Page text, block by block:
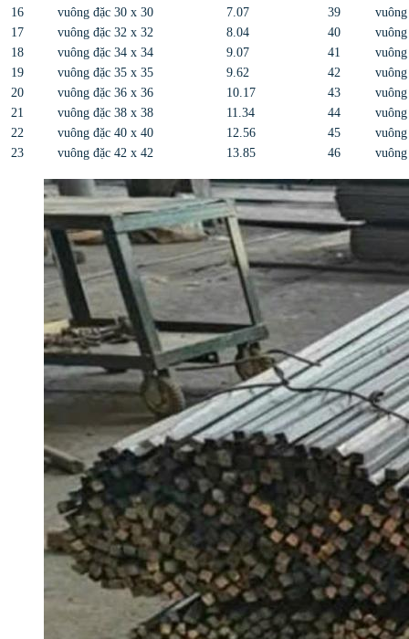
16
vuông đặc 30 x 30 7.07 39
17
vuông đặc 32 x 32 8.04 40
18
vuông đặc 34 x 34 9.07 41
19
vuông đặc 35 x 35 9.62 42
20
vuông đặc 36 x 36 10.17 43
21
vuông đặc 38 x 38 11.34 44
22
vuông đặc 40 x 40 12.56 45
23
vuông đặc 42 x 42 13.85 46